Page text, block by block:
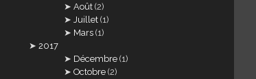
Août (2)
Juillet (1)
Mars (1)
2017
Décembre (1)
Octobre (2)